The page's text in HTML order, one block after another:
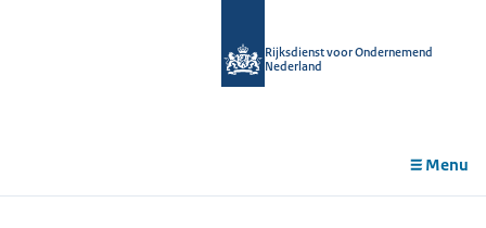
Rijksdienst voor Ondernemend
Nederland
Menu